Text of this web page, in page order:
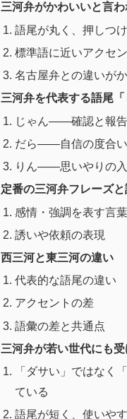
三河弁がかわいいと言
語尾が丸く、押しつ
標準語に近いアクセ
名古屋弁との違いが
三河弁を代表する語尾
じゃん――確認と報
だら――自信の度合い
りん――思いやりの
定番の三河弁フレーズ
感情・強調を表す言葉
誘いや依頼の表現
西三河と東三河の違い
代表的な語尾の違い
アクセントの差
語彙の差と共通点
三河弁が若い世代にも
「ダサい」ではなく
ている
語尾が短く、使いや